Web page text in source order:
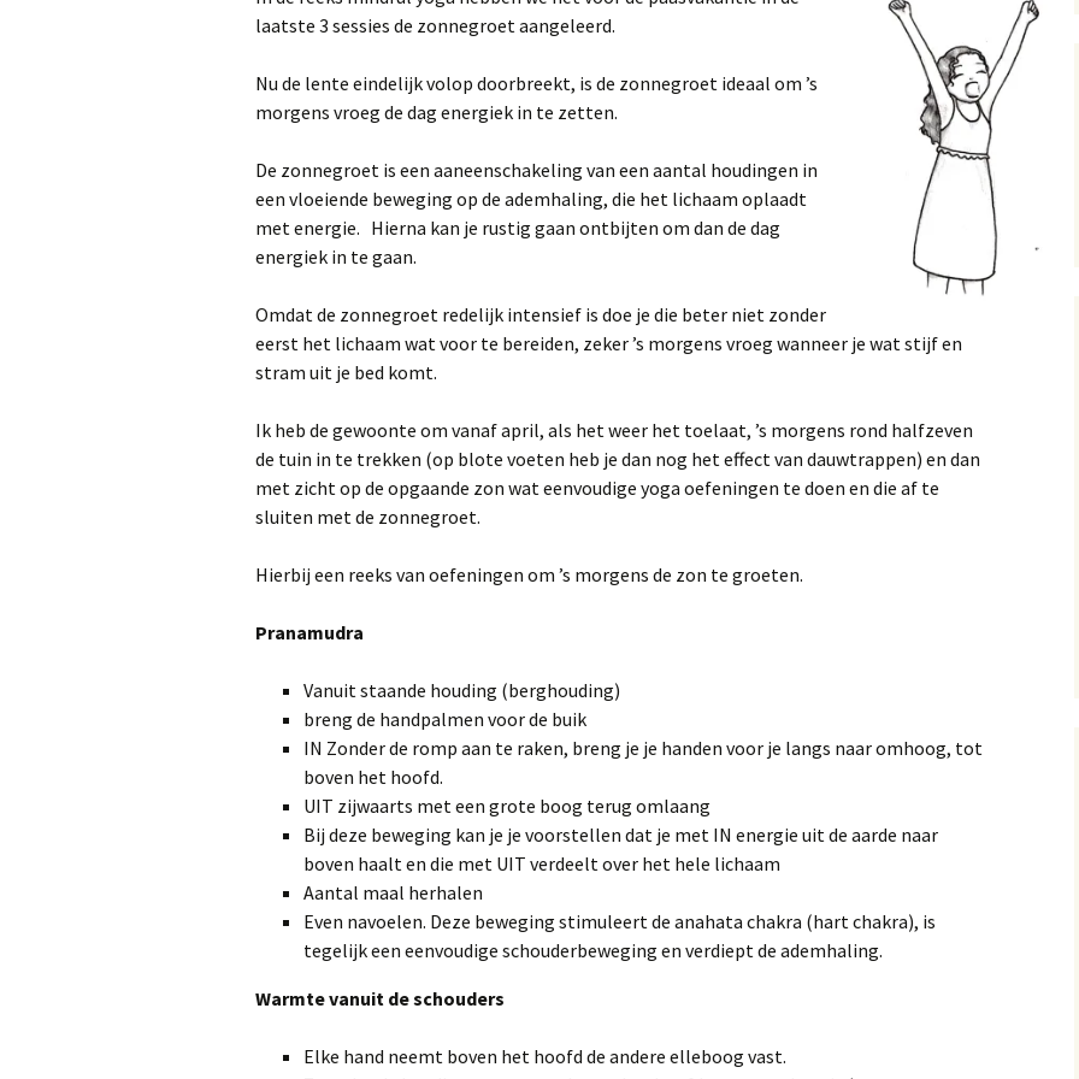
Heartfulness
Relaxatie: leer omgaan
met stress
Zachte yoga
Leren mediteren
Privacybeleid en
Kadoobon
laatste 3 sessies de zonnegroet aangeleerd.
Nu de lente eindelijk volop doorbreekt, is de zonnegroet ideaal om ’s
morgens vroeg de dag energiek in te zetten.
De zonnegroet is een aaneenschakeling van een aantal houdingen in
een vloeiende beweging op de ademhaling, die het lichaam oplaadt
met energie. Hierna kan je rustig gaan ontbijten om dan de dag
energiek in te gaan.
Omdat de zonnegroet redelijk intensief is doe je die beter niet zonder
eerst het lichaam wat voor te bereiden, zeker ’s morgens vroeg wanneer je wat stijf en
stram uit je bed komt.
Ik heb de gewoonte om vanaf april, als het weer het toelaat, ’s morgens rond halfzeven
de tuin in te trekken (op blote voeten heb je dan nog het effect van dauwtrappen) en dan
met zicht op de opgaande zon wat eenvoudige yoga oefeningen te doen en die af te
sluiten met de zonnegroet.
Hierbij een reeks van oefeningen om ’s morgens de zon te groeten.
Pranamudra
Vanuit staande houding (berghouding)
breng de handpalmen voor de buik
IN Zonder de romp aan te raken, breng je je handen voor je langs naar omhoog, tot
boven het hoofd.
UIT zijwaarts met een grote boog terug omlaang
Bij deze beweging kan je je voorstellen dat je met IN energie uit de aarde naar
boven haalt en die met UIT verdeelt over het hele lichaam
Aantal maal herhalen
Even navoelen. Deze beweging stimuleert de anahata chakra (hart chakra), is
tegelijk een eenvoudige schouderbeweging en verdiept de ademhaling.
Warmte vanuit de schouders
Elke hand neemt boven het hoofd de andere elleboog vast.